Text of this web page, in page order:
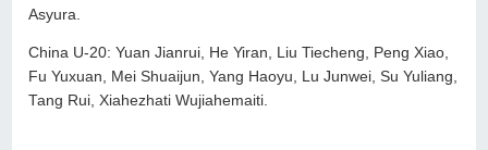
Asyura.
China U-20: Yuan Jianrui, He Yiran, Liu Tiecheng, Peng Xiao,
Fu Yuxuan, Mei Shuaijun, Yang Haoyu, Lu Junwei, Su Yuliang,
Tang Rui, Xiahezhati Wujiahemaiti.